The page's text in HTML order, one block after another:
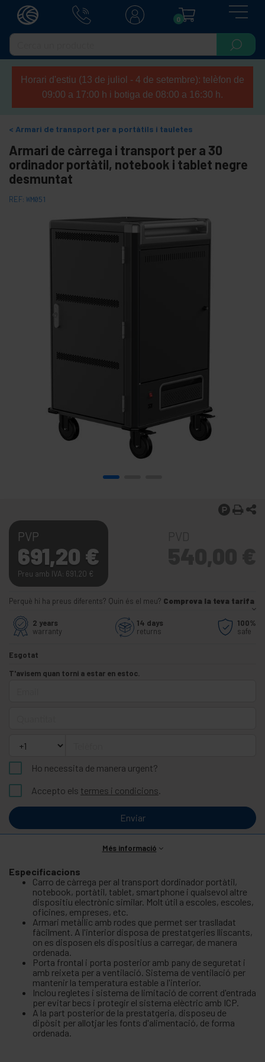
0
Horari d'estiu (13 de juliol - 4 de setembre): telèfon de
09:00 a 17:00 h i botiga de 08:00 a 16:30 h.
Armari de transport per a portàtils i tauletes
Armari de càrrega i transport per a 30
ordinador portàtil, notebook i tablet negre
desmuntat
REF: WM051
PVP
691,20 €
Preu amb IVA: 691,20 €
Perquè hi ha preus diferents? Quin és el meu? Comprova la teva tarifa
2 years
warranty
14 days
returns
100%
safe
Esgotat
T'avisem quan torni a estar en estoc.
Ho necessita de manera urgent?
Accepto els termes i condicions.
Enviar
Més informació
Especificacions
Carro de càrrega per al transport dordinador portàtil,
notebook, portàtil, tablet, smartphone i qualsevol altre
dispositiu electrònic similar. Molt útil a escoles, escoles,
oficines, empreses, etc.
Armari metàl·lic amb rodes que permet ser traslladat
fàcilment. A l'interior disposa de prestatgeries lliscants,
on es disposen els dispositius a carregar, de manera
ordenada.
Porta frontal i porta posterior amb pany de seguretat i
amb reixeta per a ventilació. Sistema de ventilació per
mantenir la temperatura estable a l'interior.
Inclou regletes i sistema de limitació de corrent d'entrada
per evitar becs i protegir el sistema elèctric amb ICP.
A la part posterior de la prestatgeria, disposeu de
dipòsit per allotjar les fonts d'alimentació, de forma
ordenada.